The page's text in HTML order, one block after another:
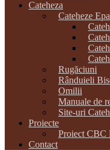
Cateheza
Cateheze
Rugăciuni
Rânduieli
Omilii
Manuale de
Site-uri
Proiecte
Proiect CBC
Contact